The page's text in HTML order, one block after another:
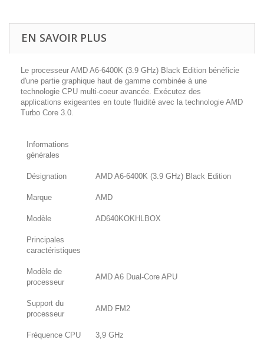
EN SAVOIR PLUS
Le processeur AMD A6-6400K (3.9 GHz) Black Edition bénéficie
d'une partie graphique haut de gamme combinée à une
technologie CPU multi-coeur avancée. Exécutez des
applications exigeantes en toute fluidité avec la technologie AMD
Turbo Core 3.0.
Informations
générales
Désignation AMD A6-6400K (3.9 GHz) Black Edition
Marque AMD
Modèle AD640KOKHLBOX
Principales
caractéristiques
Modèle de
processeur
AMD A6 Dual-Core APU
Support du
processeur
AMD FM2
Fréquence CPU 3,9 GHz